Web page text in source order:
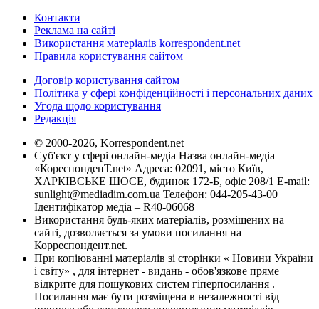
Контакти
Реклама на сайті
Використання матеріалів korrespondent.net
Правила користування сайтом
Договір користування сайтом
Політика у сфері конфіденційності і персональних даних
Угода щодо користування
Редакція
© 2000-2026, Korrespondent.net
Суб'єкт у сфері онлайн-медіа Назва онлайн-медіа –
«КореспонденТ.net» Адреса: 02091, місто Київ,
ХАРКІВСЬКЕ ШОСЕ, будинок 172-Б, офіс 208/1 E-mail:
sunlight@mediadim.com.ua Телефон: 044-205-43-00
Ідентифікатор медіа – R40-06068
Використання будь-яких матеріалів, розміщених на
сайті, дозволяється за умови посилання на
Корреспондент.net.
При копіюванні матеріалів зі сторінки « Новини України
і світу» , для інтернет - видань - обов'язкове пряме
відкрите для пошукових систем гіперпосилання .
Посилання має бути розміщена в незалежності від